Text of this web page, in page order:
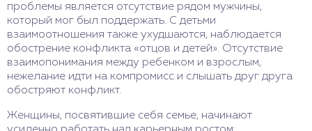
проблемы является отсутствие рядом мужчины,
который мог был поддержать. С детьми
взаимоотношения также ухудшаются, наблюдается
обострение конфликта «отцов и детей». Отсутствие
взаимопонимания между ребенком и взрослым,
нежелание идти на компромисс и слышать друг друга
обостряют конфликт.
Женщины, посвятившие себя семье, начинают